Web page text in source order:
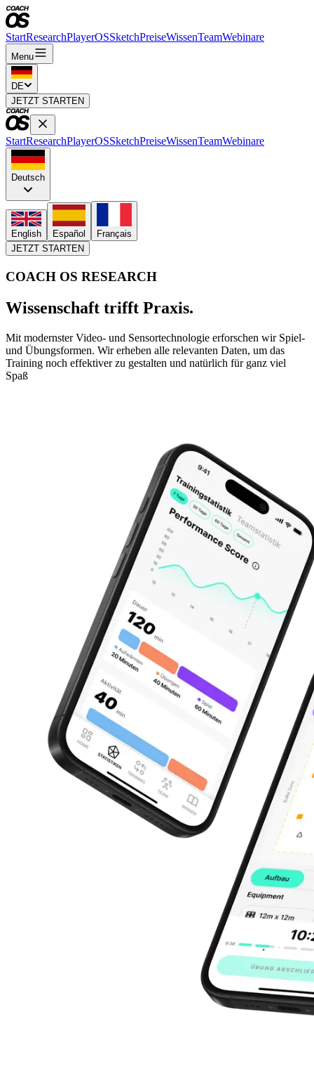
StartResearchPlayerOSSketchPreiseWissenTeamWebinare
Menu
DE
JETZT STARTEN
StartResearchPlayerOSSketchPreiseWissenTeamWebinare
Deutsch
English Español
Français
JETZT STARTEN
COACH OS RESEARCH
Wissenschaft trifft Praxis.
Mit modernster Video- und Sensortechnologie erforschen wir Spiel-
und Übungsformen. Wir erheben alle relevanten Daten, um das
Training noch effektiver zu gestalten und natürlich für ganz viel
Spaß